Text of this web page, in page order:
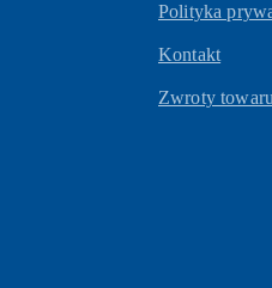
Polityka
Kontakt
Zwroty towaru